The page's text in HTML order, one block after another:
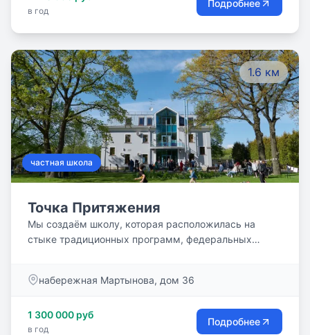
в год
Подробнее
1.6 км
частная школа
Точка Притяжения
Мы создаём школу, которая расположилась на
стыке традиционных программ, федеральных
ребёнка.
набережная Мартынова, дом 36
1 300 000 руб
в год
Подробнее